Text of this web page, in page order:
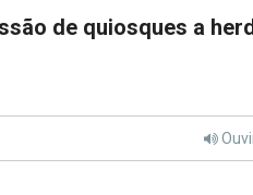
de quiosques a